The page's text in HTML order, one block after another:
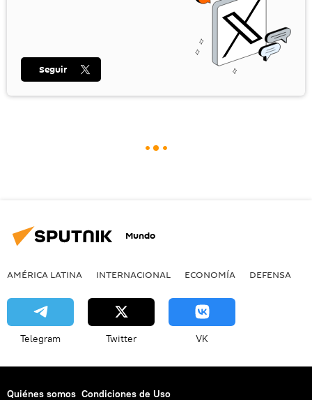
Seguir
Mundo
AMÉRICA LATINA INTERNACIONAL ECONOMÍA DEFENSA
Telegram Twitter VK
Quiénes somos Condiciones de Uso